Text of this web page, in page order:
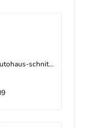
hilden-vw-gw@autohaus-schnitzler.dealerdesk.de